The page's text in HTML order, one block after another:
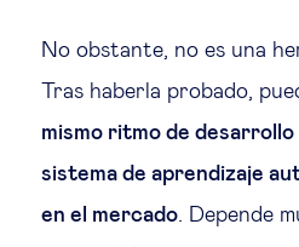
No obstante, no es una
Tras haberla probado,
mismo ritmo de
sistema de aprendizaje
en el mercado. Depende